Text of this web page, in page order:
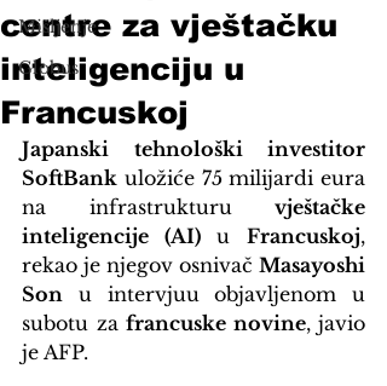
Mišljenje
Globus
centre za vještačku
inteligenciju u
Francuskoj
Japanski tehnološki investitor
SoftBank uložiće 75 milijardi eura
na infrastrukturu vještačke
inteligencije (AI) u Francuskoj,
rekao je njegov osnivač Masayoshi
Son u intervjuu objavljenom u
subotu za francuske novine, javio
je AFP.